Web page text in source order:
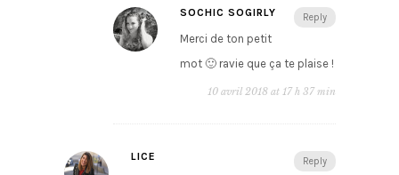
Reply
SOCHIC SOGIRLY
Merci de ton petit
mot 🙂 ravie que ça te plaise !
10 avril 2018 at 17 h 37 min
Reply
LICE